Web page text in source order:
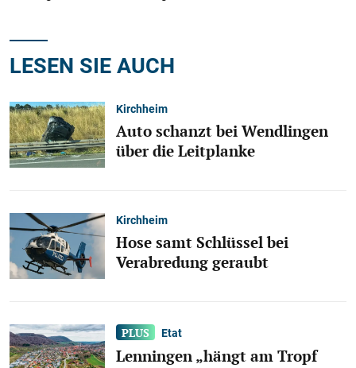
LESEN SIE AUCH
Kirchheim
Auto schanzt bei Wendlingen
über die Leitplanke
Kirchheim
Hose samt Schlüssel bei
Verabredung geraubt
Etat
Lenningen „hängt am Tropf